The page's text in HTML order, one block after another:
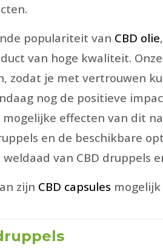
populariteit van CBD olie
van hoge kwaliteit.
zodat je met vertrouwen
nog de positieve
mogelijke effecten van dit
en de beschikbare
van CBD druppels
zijn CBD capsules